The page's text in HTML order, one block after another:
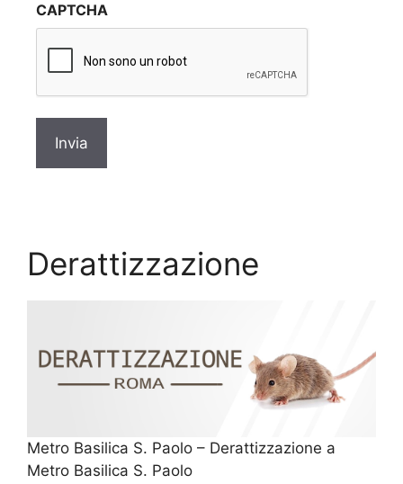
privacy
CAPTCHA
Derattizzazione
Metro Basilica S. Paolo – Derattizzazione a
Metro Basilica S. Paolo